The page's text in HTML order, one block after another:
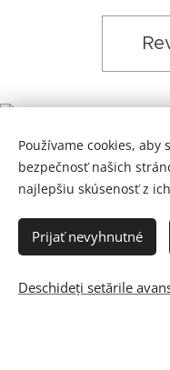
Používame cookies,
bezpečnosť našich
najlepšiu skúsenosť z
Prijať nevyhnutné
Deschideți setările